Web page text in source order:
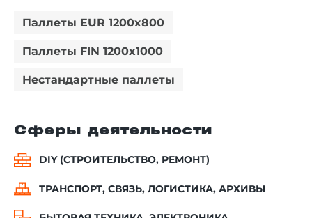
Паллеты EUR 1200x800
Паллеты FIN 1200x1000
Нестандартные паллеты
Сферы деятельности
DIY (СТРОИТЕЛЬСТВО, РЕМОНТ)
ТРАНСПОРТ, СВЯЗЬ, ЛОГИСТИКА, АРХИВЫ